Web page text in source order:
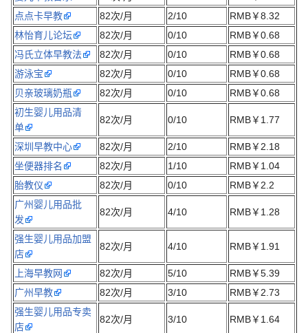
点点卡早教
82次/月 2/10
RMB￥8.32
林怡育儿论坛
82次/月 0/10
RMB￥0.68
冯氏立体早教法
82次/月 0/10
RMB￥0.68
游泳宝
82次/月 0/10
RMB￥0.68
贝亲玻璃奶瓶
82次/月 0/10
RMB￥0.68
初生婴儿用品清
单
82次/月 0/10 RMB￥1.77
深圳早教中心 82次/月 2/10
RMB￥2.18
坐便器排名
82次/月 1/10
RMB￥1.04
胎教仪
82次/月 0/10
RMB￥2.2
广州婴儿用品批
发
82次/月 4/10 RMB￥1.28
强生婴儿用品加盟
店
82次/月 4/10 RMB￥1.91
上海早教网 82次/月 5/10
RMB￥5.39
广州早教
82次/月 3/10
RMB￥2.73
强生婴儿用品专卖
店
82次/月 3/10 RMB￥1.64